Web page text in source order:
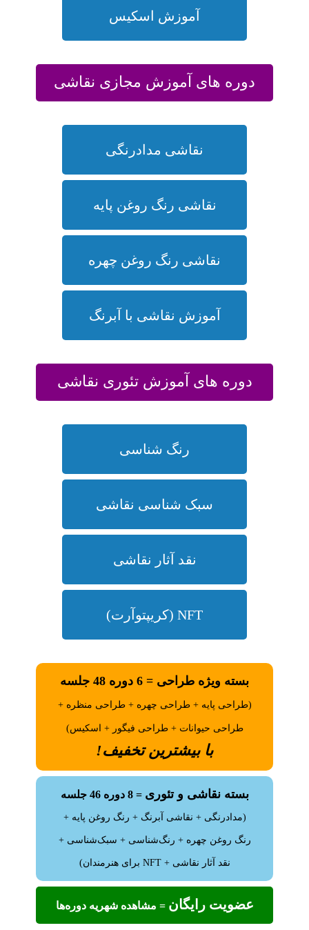
آموزش اسکیس
دوره های آموزش مجازی نقاشی
نقاشی مدادرنگی
نقاشی رنگ روغن پایه
نقاشی رنگ روغن چهره
آموزش نقاشی با آبرنگ
دوره های آموزش تئوری نقاشی
رنگ شناسی
سبک شناسی نقاشی
نقد آثار نقاشی
NFT (کریپتوآرت)
بسته ویژه طراحی = 6 دوره 48 جلسه
(طراحی پایه + طراحی چهره + طراحی منظره +
طراحی حیوانات + طراحی فیگور + اسکیس)
با بیشترین تخفیف!
بسته نقاشی و تئوری = 8 دوره 46 جلسه
(مدادرنگی + نقاشی آبرنگ + رنگ روغن پایه +
رنگ روغن چهره + رنگ‌شناسی + سبک‌شناسی +
نقد آثار نقاشی + NFT برای هنرمندان)
عضویت رایگان = مشاهده شهریه دوره‌ها